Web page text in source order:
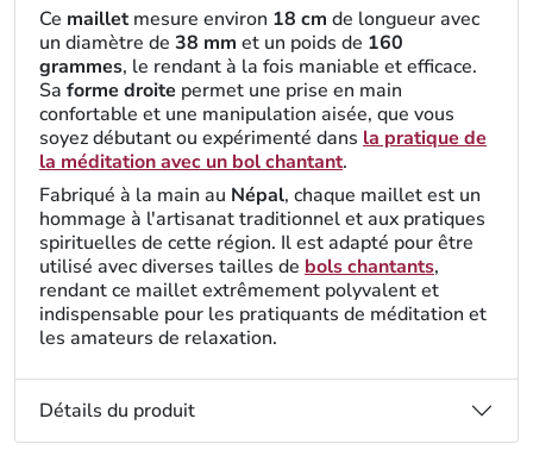
Ce maillet mesure environ 18 cm de longueur avec
un diamètre de 38 mm et un poids de 160
grammes, le rendant à la fois maniable et efficace.
Sa forme droite permet une prise en main
confortable et une manipulation aisée, que vous
soyez débutant ou expérimenté dans la pratique de
la méditation avec un bol chantant.
Fabriqué à la main au Népal, chaque maillet est un
hommage à l'artisanat traditionnel et aux pratiques
spirituelles de cette région. Il est adapté pour être
utilisé avec diverses tailles de bols chantants,
rendant ce maillet extrêmement polyvalent et
indispensable pour les pratiquants de méditation et
les amateurs de relaxation.
Détails du produit